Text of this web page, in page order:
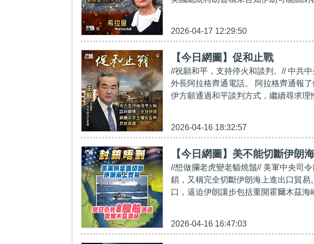
2026-04-17 12:29:50
【今日網圖】促和止戰
//祝願和平，支持停火和談判。// 中共
外長阿拉格齊通電話。 阿拉格齊通報
伊方願通過和平談判方式，繼續尋求理
2026-04-16 18:32:57
【今日網圖】美不能切斷伊朗
//想做攔老虎變老貓燒鬚// 美軍中央司
鎖，又稱完全切斷伊朗海上進出口貿
口，逼迫伊朗讓步包括重開霍爾木茲海
2026-04-16 16:47:03